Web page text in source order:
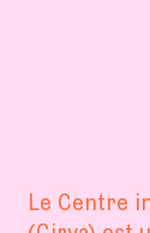
Le Centre